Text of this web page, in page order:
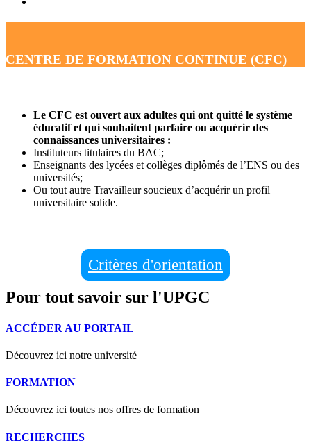
CENTRE DE FORMATION CONTINUE (CFC)
Le CFC est ouvert aux adultes qui ont quitté le système
éducatif et qui souhaitent parfaire ou acquérir des
connaissances universitaires :
Instituteurs titulaires du BAC;
Enseignants des lycées et collèges diplômés de l’ENS ou des
universités;
Ou tout autre Travailleur soucieux d’acquérir un profil
universitaire solide.
Critères d'orientation
Pour tout savoir sur l'UPGC
ACCÉDER AU PORTAIL
Découvrez ici notre université
FORMATION
Découvrez ici toutes nos offres de formation
RECHERCHES